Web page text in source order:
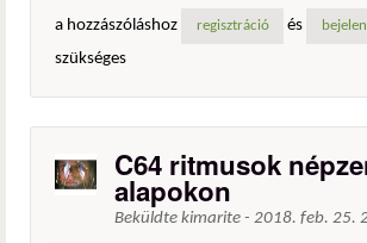
a hozzászóláshoz
regisztráció és
szükséges
C64 ritmusok
alapokon
Beküldte kimarite - 2018. feb. 25.